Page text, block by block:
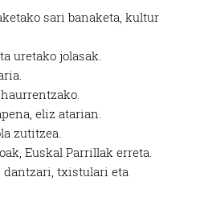
sari banaketa, kultur
uretako jolasak.
eliz atarian.
zutitzea.
Euskal Parrillak erreta.
dantzari, txistulari eta